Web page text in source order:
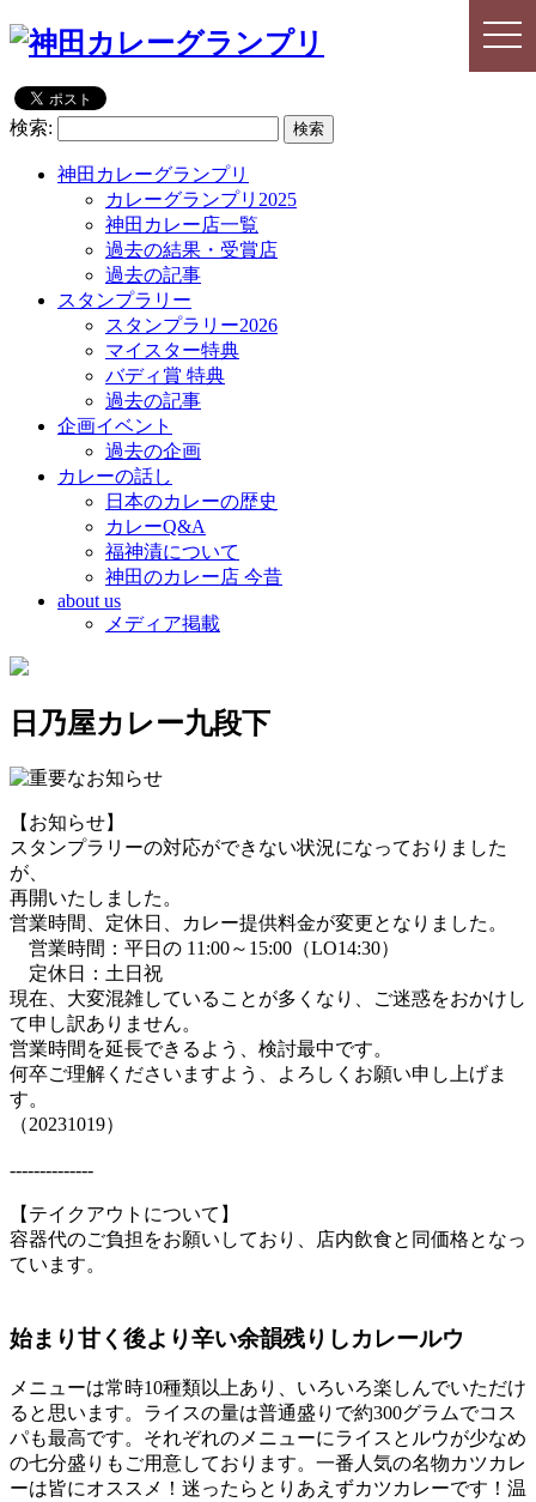
検索:
神田カレーグランプリ
カレーグランプリ2025
神田カレー店一覧
過去の結果・受賞店
過去の記事
スタンプラリー
スタンプラリー2026
マイスター特典
バディ賞 特典
過去の記事
企画イベント
過去の企画
カレーの話し
日本のカレーの歴史
カレーQ&A
福神漬について
神田のカレー店 今昔
about us
メディア掲載
日乃屋カレー九段下
【お知らせ】
スタンプラリーの対応ができない状況になっておりました
が、
再開いたしました。
営業時間、定休日、カレー提供料金が変更となりました。
営業時間：平日の 11:00～15:00（LO14:30）
定休日：土日祝
現在、大変混雑していることが多くなり、ご迷惑をおかけし
て申し訳ありません。
営業時間を延長できるよう、検討最中です。
何卒ご理解くださいますよう、よろしくお願い申し上げま
す。
（20231019）
--------------
【テイクアウトについて】
容器代のご負担をお願いしており、店内飲食と同価格となっ
ています。
始まり甘く後より辛い余韻残りしカレールウ
メニューは常時10種類以上あり、いろいろ楽しんでいただけ
ると思います。ライスの量は普通盛りで約300グラムでコス
パも最高です。それぞれのメニューにライスとルウが少なめ
の七分盛りもご用意しております。一番人気の名物カツカレ
ーは皆にオススメ！迷ったらとりあえずカツカレーです！温